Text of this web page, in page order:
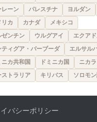
レーン
パレスチナ ヨルダン
リカ カナダ メキシコ
ゼンチン ウルグアイ エクア
ティグア・バーブーダ エルサル
ニカ共和国
ドミニカ国 ニカ
ストラリア キリバス ソロモ
バシーポリシー